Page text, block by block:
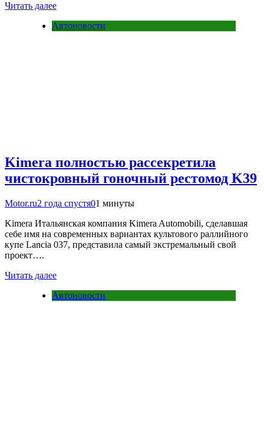
Читать далее
Автоновости
Kimera полностью рассекретила
чистокровный гоночный рестомод K39
Motor.ru2 года спустя01 минуты
Kimera Итальянская компания Kimera Automobili, сделавшая
себе имя на современных вариантах культового раллийного
купе Lancia 037, представила самый экстремальный свой
проект….
Читать далее
Автоновости